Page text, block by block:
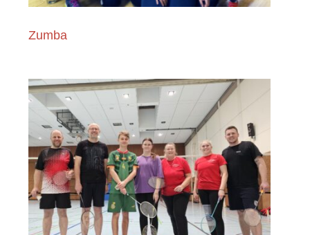
Zumba